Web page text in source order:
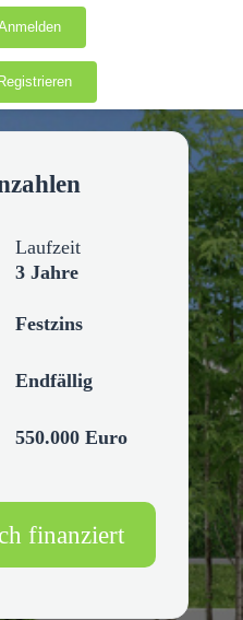
Registrieren
Laufzeit
3 Jahre
Festzins
Endfällig
550.000 Euro
finanziert